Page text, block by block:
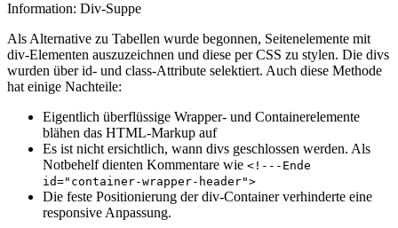
Information: Div-Suppe
Als Alternative zu Tabellen wurde begonnen, Seitenelemente mit
div-Elementen auszuzeichnen und diese per CSS zu stylen. Die divs
wurden über id- und class-Attribute selektiert. Auch diese Methode
hat einige Nachteile:
Eigentlich überflüssige Wrapper- und Containerelemente
blähen das HTML-Markup auf
Es ist nicht ersichtlich, wann divs geschlossen werden. Als
Notbehelf dienten Kommentare wie <!---Ende
id="container-wrapper-header">
Die feste Positionierung der div-Container verhinderte eine
responsive Anpassung.